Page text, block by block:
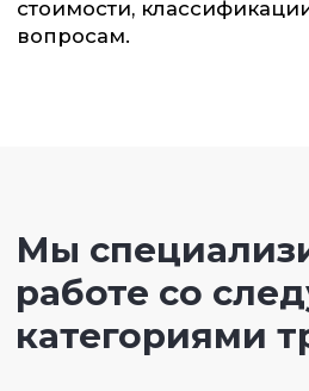
Почему выбирают
Прозрачные расчёты и
фиксированные условия